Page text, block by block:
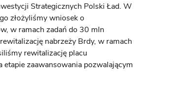
Strategicznych Polski Ład. W
złożyliśmy wniosek o
w ramach zadań do 30 mln
nabrzeży Brdy, w ramach
rewitalizację placu
etapie zaawansowania pozwalającym